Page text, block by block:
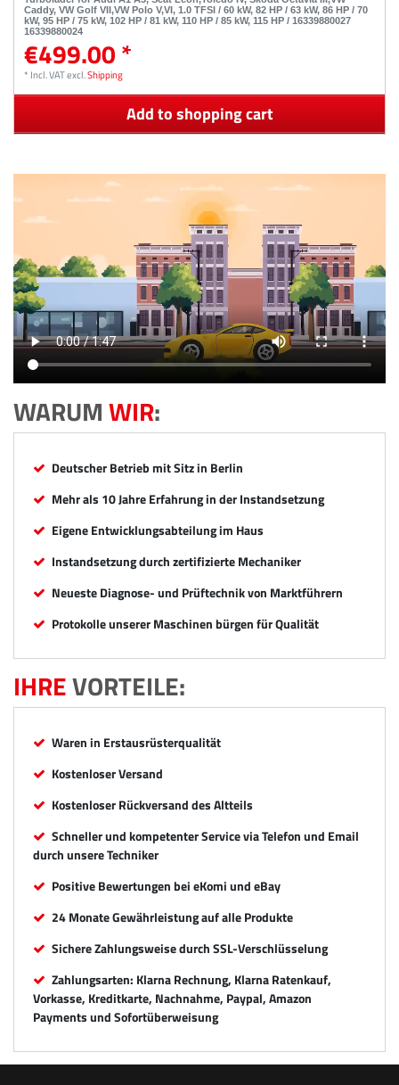
Caddy, VW Golf VII,VW Polo V,VI, 1.0 TFSI / 60 kW, 82 HP / 63 kW, 86 HP / 70
kW, 95 HP / 75 kW, 102 HP / 81 kW, 110 HP / 85 kW, 115 HP / 16339880027
16339880024
€499.00 *
* Incl. VATexcl.Shipping
Add to shopping cart
WARUMWIR:
Deutscher Betrieb mit Sitz in Berlin
Mehr als 10 Jahre Erfahrung in der Instandsetzung
Eigene Entwicklungsabteilung im Haus
Instandsetzung durch zertifizierte Mechaniker
Neueste Diagnose- und Prüftechnik von Marktführern
Protokolle unserer Maschinen bürgen für Qualität
IHREVORTEILE:
Waren in Erstausrüsterqualität
Kostenloser Versand
Kostenloser Rückversand des Altteils
Schneller und kompetenter Service via Telefon und Email
durch unsere Techniker
Positive Bewertungen bei eKomi und eBay
24 Monate Gewährleistung auf alle Produkte
Sichere Zahlungsweise durch SSL-Verschlüsselung
Zahlungsarten: Klarna Rechnung, Klarna Ratenkauf,
Vorkasse, Kreditkarte, Nachnahme, Paypal, Amazon
Payments und Sofortüberweisung